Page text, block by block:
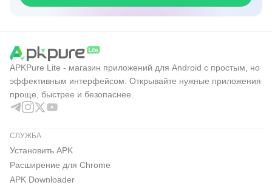
APKPure Lite - магазин приложений для Android с простым, но
эффективным интерфейсом. Открывайте нужные приложения
проще, быстрее и безопаснее.
СЛУЖБА
Установить APK
Расширение для Chrome
APK Downloader